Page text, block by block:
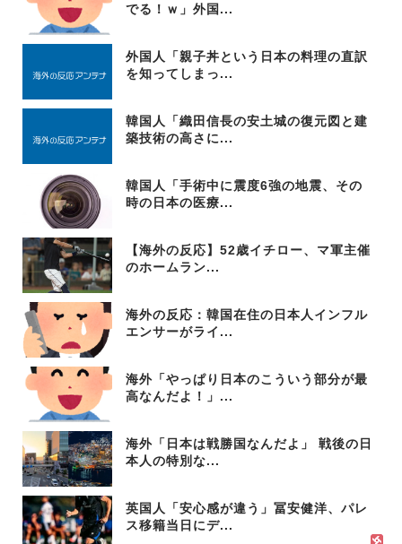
でる！ｗ」外国...
外国人「親子丼という日本の料理の直訳
を知ってしまっ...
韓国人「織田信長の安土城の復元図と建
築技術の高さに...
韓国人「手術中に震度6強の地震、その
時の日本の医療...
【海外の反応】52歳イチロー、マ軍主催
のホームラン...
海外の反応：韓国在住の日本人インフル
エンサーがライ...
海外「やっぱり日本のこういう部分が最
高なんだよ！」...
海外「日本は戦勝国なんだよ」 戦後の日
本人の特別な...
英国人「安心感が違う」冨安健洋、パレ
ス移籍当日にデ...